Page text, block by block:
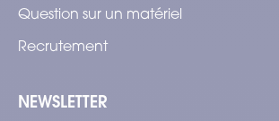
Question sur un matériel
Recrutement
NEWSLETTER